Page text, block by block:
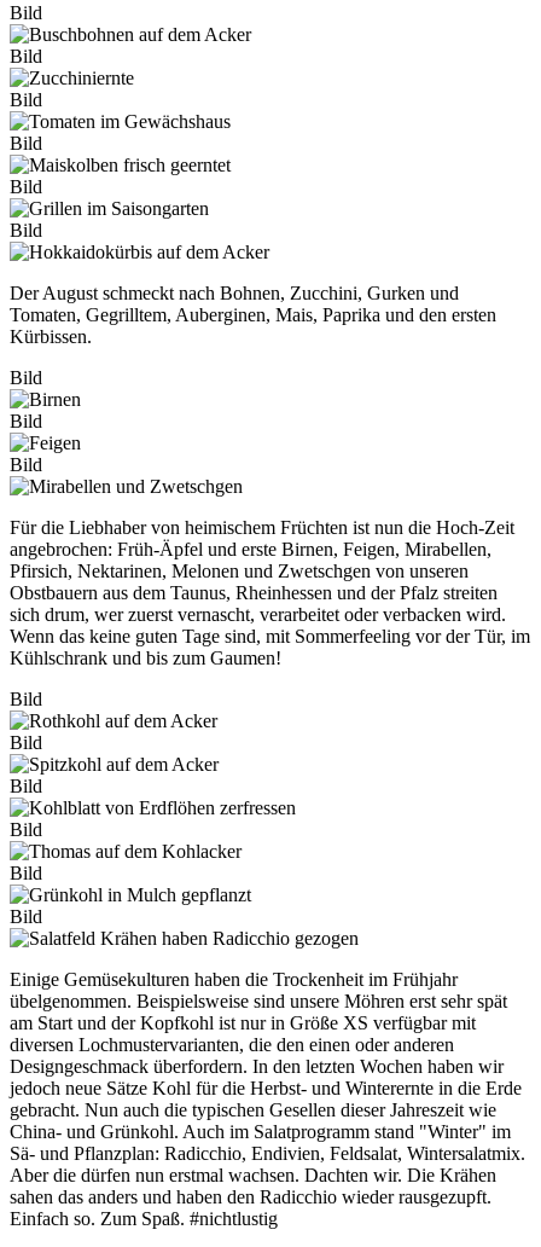
Bild
Bild
Bild
Bild
Bild
Bild
Der August schmeckt nach Bohnen, Zucchini, Gurken und
Tomaten, Gegrilltem, Auberginen, Mais, Paprika und den ersten
Kürbissen.
Bild
Bild
Bild
Für die Liebhaber von heimischem Früchten ist nun die Hoch-Zeit
angebrochen: Früh-Äpfel und erste Birnen, Feigen, Mirabellen,
Pfirsich, Nektarinen, Melonen und Zwetschgen von unseren
Obstbauern aus dem Taunus, Rheinhessen und der Pfalz streiten
sich drum, wer zuerst vernascht, verarbeitet oder verbacken wird.
Wenn das keine guten Tage sind, mit Sommerfeeling vor der Tür, im
Kühlschrank und bis zum Gaumen!
Bild
Bild
Bild
Bild
Bild
Bild
Einige Gemüsekulturen haben die Trockenheit im Frühjahr
übelgenommen. Beispielsweise sind unsere Möhren erst sehr spät
am Start und der Kopfkohl ist nur in Größe XS verfügbar mit
diversen Lochmustervarianten, die den einen oder anderen
Designgeschmack überfordern. In den letzten Wochen haben wir
jedoch neue Sätze Kohl für die Herbst- und Winterernte in die Erde
gebracht. Nun auch die typischen Gesellen dieser Jahreszeit wie
China- und Grünkohl. Auch im Salatprogramm stand "Winter" im
Sä- und Pflanzplan: Radicchio, Endivien, Feldsalat, Wintersalatmix.
Aber die dürfen nun erstmal wachsen. Dachten wir. Die Krähen
sahen das anders und haben den Radicchio wieder rausgezupft.
Einfach so. Zum Spaß. #nichtlustig